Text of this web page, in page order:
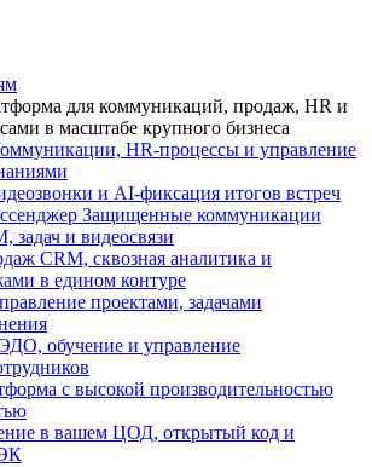
для коммуникаций, продаж, HR и
в масштабе крупного бизнеса
HR-процессы и управление
и AI-фиксация итогов встреч
Защищенные коммуникации
задач и видеосвязи
CRM, сквозная аналитика и
в едином контуре
проектами, задачами
обучение и управление
с высокой производительностью
в вашем ЦОД, открытый код и